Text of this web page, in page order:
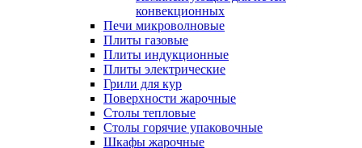
конвекционных
Печи микроволновые
Плиты газовые
Плиты индукционные
Плиты электрические
Грили для кур
Поверхности жарочные
Столы тепловые
Столы горячие упаковочные
Шкафы жарочные